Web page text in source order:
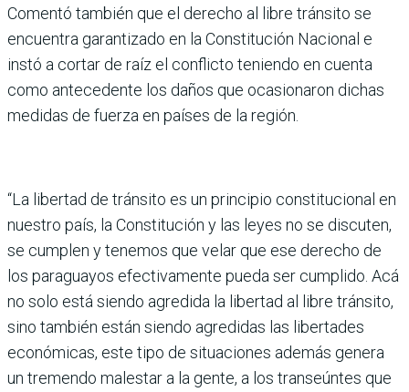
Comentó también que el derecho al libre tránsito se
encuentra garantizado en la Constitución Nacional e
instó a cortar de raíz el conflicto teniendo en cuenta
como antecedente los daños que ocasionaron dichas
medidas de fuerza en países de la región.
“La libertad de tránsito es un principio constitucional en
nuestro país, la Constitución y las leyes no se discuten,
se cumplen y tenemos que velar que ese derecho de
los paraguayos efectivamente pueda ser cumplido. Acá
no solo está siendo agredida la libertad al libre tránsito,
sino también están siendo agredidas las libertades
económicas, este tipo de situaciones además genera
un tremendo malestar a la gente, a los transeúntes que